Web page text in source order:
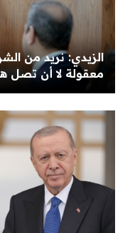
الزيدي: نريد من
معقولة لا أن تصل